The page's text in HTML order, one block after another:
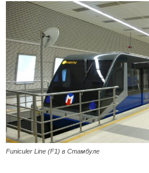
Funiculer Line (F1) в Стамбуле